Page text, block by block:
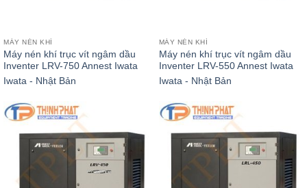
MÁY NÉN KHÍ
Máy nén khí trục vít ngâm dầu
Inventer LRV-750 Annest Iwata
Iwata - Nhật Bản
MÁY NÉN KHÍ
Máy nén khí trục vít ngâm dầu
Inventer LRV-550 Annest Iwata
Iwata - Nhật Bản